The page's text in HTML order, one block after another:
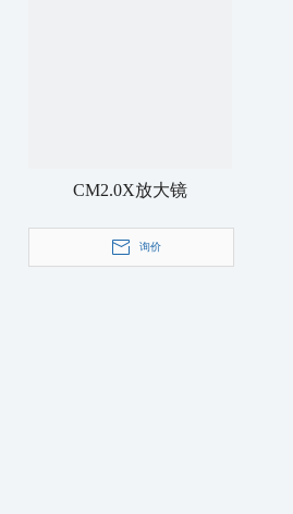
CM2.0X放大镜
询价